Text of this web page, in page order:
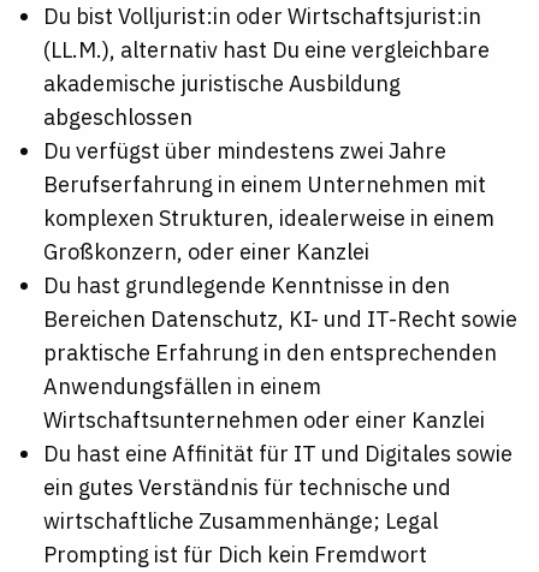
Du bist Volljurist:in oder Wirtschaftsjurist:in
(LL.M.), alternativ hast Du eine vergleichbare
akademische juristische Ausbildung
abgeschlossen
Du verfügst über mindestens zwei Jahre
Berufserfahrung in einem Unternehmen mit
komplexen Strukturen, idealerweise in einem
Großkonzern, oder einer Kanzlei
Du hast grundlegende Kenntnisse in den
Bereichen Datenschutz, KI- und IT-Recht sowie
praktische Erfahrung in den entsprechenden
Anwendungsfällen in einem
Wirtschaftsunternehmen oder einer Kanzlei
Du hast eine Affinität für IT und Digitales sowie
ein gutes Verständnis für technische und
wirtschaftliche Zusammenhänge; Legal
Prompting ist für Dich kein Fremdwort